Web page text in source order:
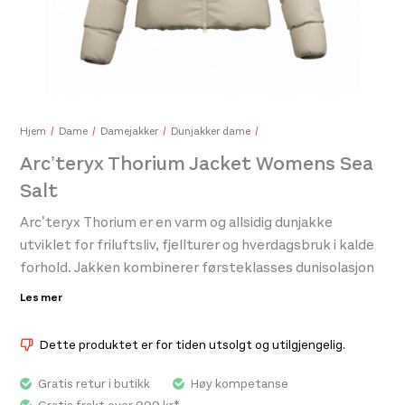
Arc'teryx Bird Word Toque 24k Black
699,-
Hjem Dame Damejakker Dunjakker dame
Arc’teryx Thorium Jacket Womens Sea
Salt
Arc’teryx Thorium er en varm og allsidig dunjakke
utviklet for friluftsliv, fjellturer og hverdagsbruk i kalde
forhold. Jakken kombinerer førsteklasses dunisolasjon
med strategisk plassert syntetisk isolasjon i områder
varmeeffekt og pålitelig ytelse under varierende
værforhold. Den lette konstruksjonen gir svært god
varme i forhold til vekten, samtidig som jakken kan
Dette produktet er for tiden utsolgt og utilgjengelig.
Les mer
Gratis retur i butikk
Høy kompetanse